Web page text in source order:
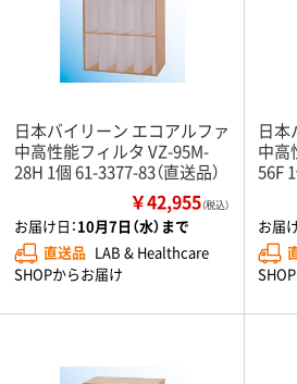
日本バイリーン エコアルファ
中高性能フィルタ VZ-95M-
28H 1個 61-3377-83（直送品）
￥42,955（税込）
お届け日：10月7日（水）まで
直送品 LAB & Healthcare
SHOPからお届け
日本
中高
56F
お届